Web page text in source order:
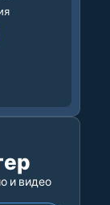
и видео